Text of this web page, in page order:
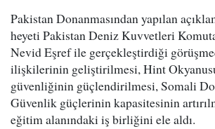
Pakistan Donanmasından yapılan
heyeti Pakistan Deniz Kuvvetleri
Nevid Eşref ile gerçekleştirdiği
ilişkilerinin geliştirilmesi, Hint
güvenliğinin güçlendirilmesi, Somali
Güvenlik güçlerinin kapasitesinin
eğitim alanındaki iş birliğini ele aldı.